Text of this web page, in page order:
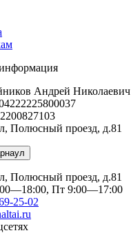
Андрей Николаевич
Полюсный проезд, д.81
Полюсный проезд, д.81
Пт 9:00—17:00
25-02